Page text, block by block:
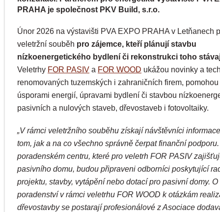
PRAHA je společnost PKV Build, s.r.o.
Únor 2026 na výstavišti PVA EXPO PRAHA v Letňanech
veletržní souběh pro zájemce, kteří plánují stavbu
nízkoenergetického bydlení či rekonstrukci toho
Veletrhy FOR PASIV a FOR WOOD ukážou novinky a
renomovaných tuzemských i zahraničních firem, pomohou
úsporami energií, úpravami bydlení či stavbou
pasivních a nulových staveb, dřevostaveb i fotovoltaiky.
„V rámci veletržního souběhu získají návštěvníci
tom, jak a na co všechno správně čerpat finanční
poradenském centru, které pro veletrh FOR PASIV
pasivního domu, budou připraveni odborníci poskytující
projektu, stavby, vytápění nebo dotací pro pasivní domy. O
poradenství v rámci veletrhu FOR WOOD k otázkám
dřevostavby se postarají profesionálové z Asociace